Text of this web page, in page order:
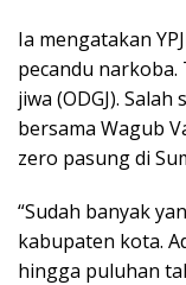
Ia mengatakan
pecandu
jiwa (ODGJ).
bersama Wagub
zero pasung di
“Sudah banyak
kabupaten kota.
hingga puluhan